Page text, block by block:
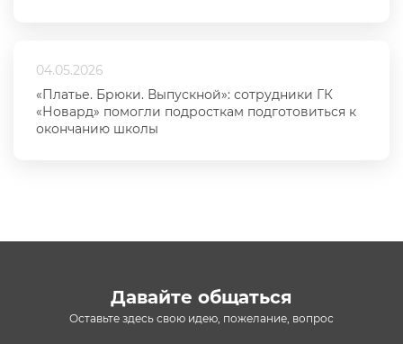
04.05.2026
«Платье. Брюки. Выпускной»: сотрудники ГК
«Новард» помогли подросткам подготовиться к
окончанию школы
Давайте общаться
Оставьте здесь свою идею, пожелание, вопрос